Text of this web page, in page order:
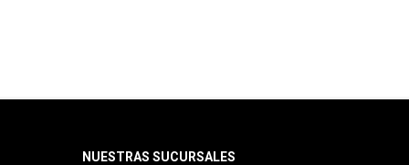
NUESTRAS SUCURSALES